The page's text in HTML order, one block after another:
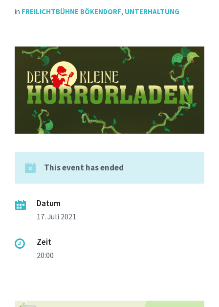
in FREILICHTBÜHNE BÖKENDORF, UNTERHALTUNG
This event has ended
Datum
17. Juli 2021
Zeit
20:00